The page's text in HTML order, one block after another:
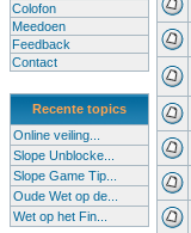
Colofon
Meedoen
Feedback
Contact
Recente topics
Online veiling...
Slope Unblocke...
Slope Game Tip...
Oude Wet op de...
Wet op het Fin...